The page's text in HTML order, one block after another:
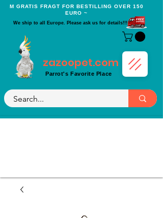
Μ GRATIS FRAGT FOR BESTILLING OVER 150
EURO ~
We ship to all Europe. Please ask us for details!!!
zazoopet.com
Parrot's Favorite Place